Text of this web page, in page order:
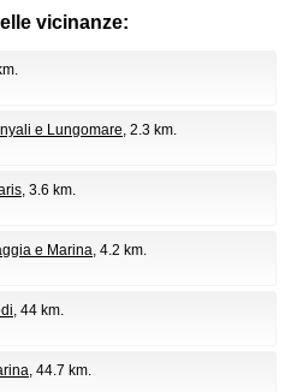
vicinanze:
e Lungomare, 2.3 km.
, 3.6 km.
e Marina, 4.2 km.
, 44 km.
, 44.7 km.